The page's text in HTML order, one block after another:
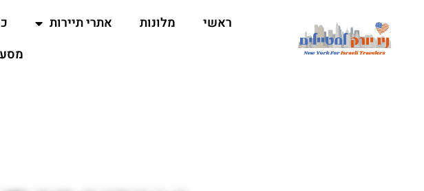
ראשי מלונות אתרי תיירות